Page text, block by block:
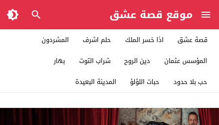
موقع قصة عشق
قصة عشق اذا خسر الملك حلم اشرف
المشردون
المؤسس عثمان
دين الروح شراب التوت
بهار
حب بلا حدود
حبات اللؤلؤ المدينة البعيدة